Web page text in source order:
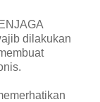
dilakukan